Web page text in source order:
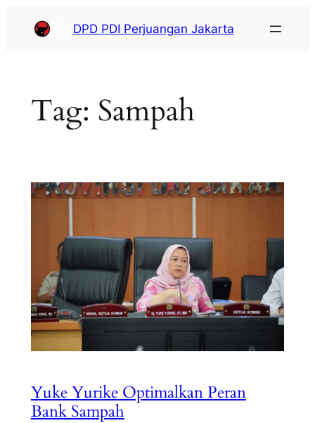
DPD PDI Perjuangan Jakarta
Tag: Sampah
Yuke Yurike Optimalkan Peran
Bank Sampah